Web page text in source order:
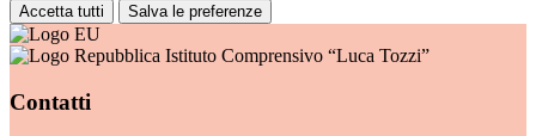
Accetta tutti Salva le preferenze
Istituto Comprensivo “Luca Tozzi”
Contatti